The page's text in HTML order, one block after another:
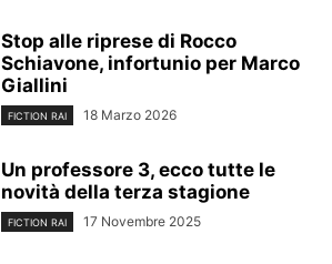
Stop alle riprese di Rocco
Schiavone, infortunio per Marco
Giallini
FICTION RAI 18 Marzo 2026
Un professore 3, ecco tutte le
novità della terza stagione
FICTION RAI 17 Novembre 2025